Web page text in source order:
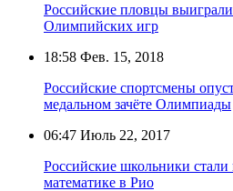
Российские пловцы
Олимпийских игр
18:58 Фев. 15, 2018
Российские спортсмены
медальном зачёте Олимпиады
06:47 Июль 22, 2017
Российские школьники
математике в Рио